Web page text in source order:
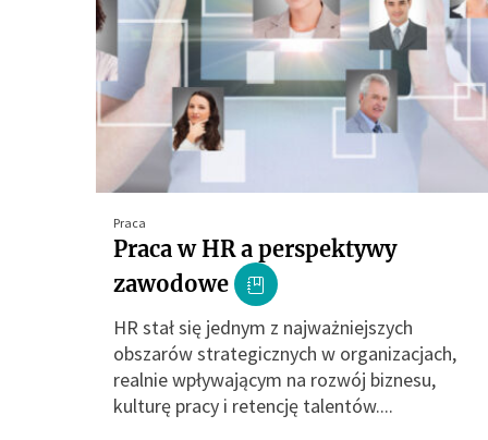
Praca
Praca w HR a perspektywy
zawodowe
HR stał się jednym z najważniejszych
obszarów strategicznych w organizacjach,
realnie wpływającym na rozwój biznesu,
kulturę pracy i retencję talentów....